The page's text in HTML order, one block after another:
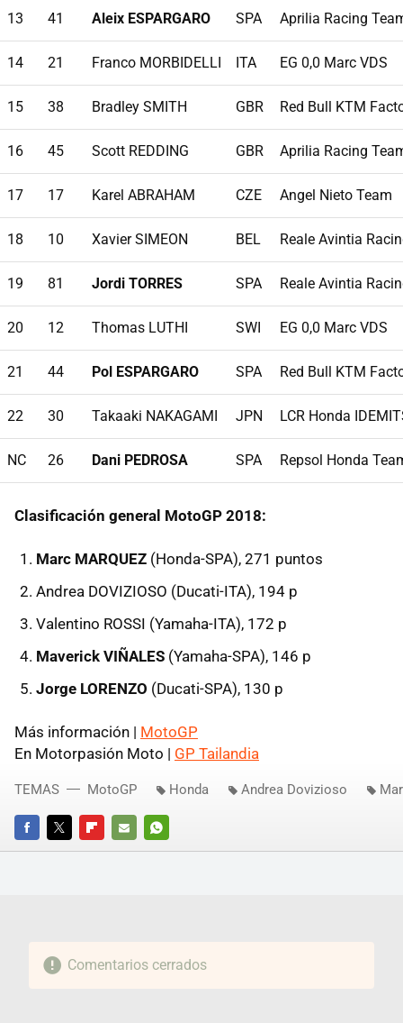
13 41 Aleix ESPARGARO SPA Aprilia Racing
14 21 Franco MORBIDELLI ITA EG 0,0 Marc VDS
15 38 Bradley SMITH GBR Red Bull KTM
16 45 Scott REDDING GBR Aprilia Racing
17 17 Karel ABRAHAM CZE Angel Nieto Team
18 10 Xavier SIMEON BEL Reale Avintia
19 81 Jordi TORRES SPA Reale Avintia
20 12 Thomas LUTHI SWI EG 0,0 Marc VDS
21 44 Pol ESPARGARO SPA Red Bull KTM
22 30 Takaaki NAKAGAMI JPN LCR Honda
NC 26 Dani PEDROSA SPA Repsol Honda
Clasificación general MotoGP 2018:
Marc MARQUEZ (Honda-SPA), 271 puntos
Andrea DOVIZIOSO (Ducati-ITA), 194 p
Valentino ROSSI (Yamaha-ITA), 172 p
Maverick VIÑALES (Yamaha-SPA), 146 p
Jorge LORENZO (Ducati-SPA), 130 p
Más información | MotoGP
En Motorpasión Moto | GP Tailandia
FACEBOOKTWITTERFLIPBOARD
E-
WHATSAPP
TEMAS MotoGP Honda Andrea Dovizioso
Comentarios cerrados